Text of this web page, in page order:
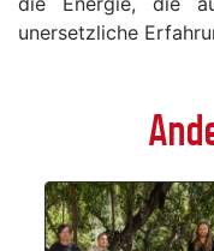
unersetzliche